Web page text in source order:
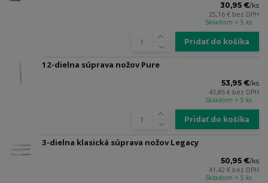
30,95 €/ks
25,16 € bez DPH
Skladom > 5 ks
Pridať do košíka
12-dielna súprava nožov Pure
53,95 €/ks
43,86 € bez DPH
Skladom > 5 ks
Pridať do košíka
3-dielna klasická súprava nožov Legacy
50,95 €/ks
41,42 € bez DPH
Skladom > 5 ks